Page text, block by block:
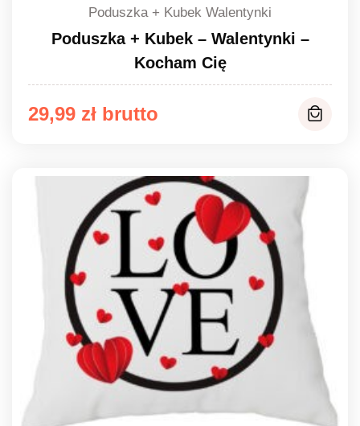
Poduszka + Kubek Walentynki
Poduszka + Kubek – Walentynki –
Kocham Cię
29,99 zł